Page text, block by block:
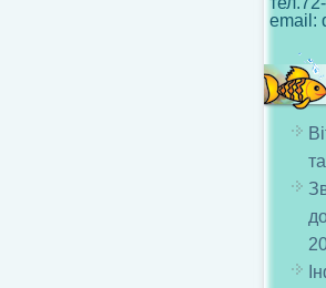
email: